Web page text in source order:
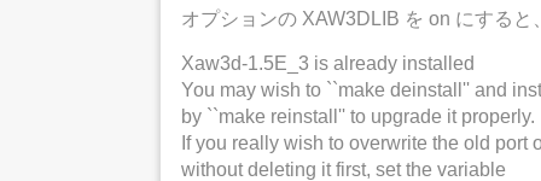
オプションの XAW3DLIB を on にすると
Xaw3d-1.5E_3 is already installed
You may wish to ``make deinstall'' and
by ``make reinstall'' to upgrade it properly.
If you really wish to overwrite the old port
without deleting it first, set the variable